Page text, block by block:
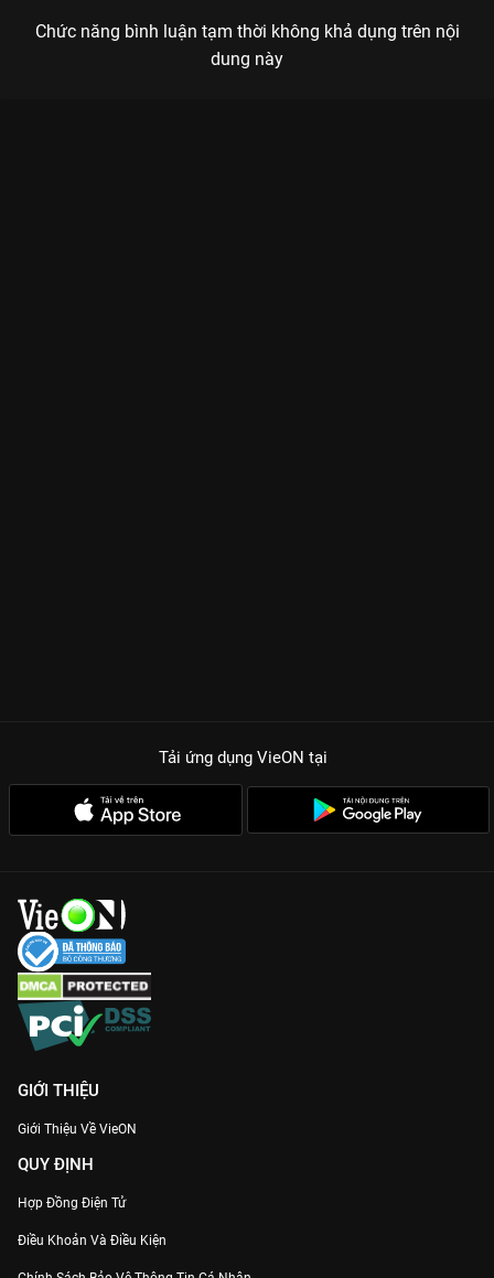
Chức năng bình luận tạm thời không khả dụng trên nội
dung này
Tải ứng dụng VieON tại
GIỚI THIỆU
Giới Thiệu Về VieON
QUY ĐỊNH
Hợp Đồng Điện Tử
Điều Khoản Và Điều Kiện